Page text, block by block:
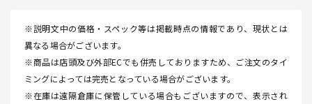
※説明文中の価格・スペック等は掲載時点の情報であり、現状とは
異なる場合がございます。
※商品は店頭及び外部ECでも併売しておりますため、ご注文のタイ
ミングによっては完売となっている場合がございます。
※在庫は遠隔倉庫に保管している場合もございますので、表示され